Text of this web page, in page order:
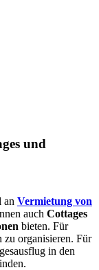
und
an Vermietung von
auch Cottages
bieten. Für
zu organisieren. Für
in den